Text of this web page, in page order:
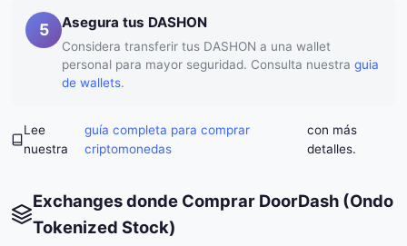
5 Asegura tus DASHON
Considera transferir tus DASHON a una wallet
personal para mayor seguridad. Consulta nuestra guia
de wallets.
Lee
nuestra
guía completa para comprar
criptomonedas
con más
detalles.
Exchanges donde Comprar DoorDash (Ondo
Tokenized Stock)